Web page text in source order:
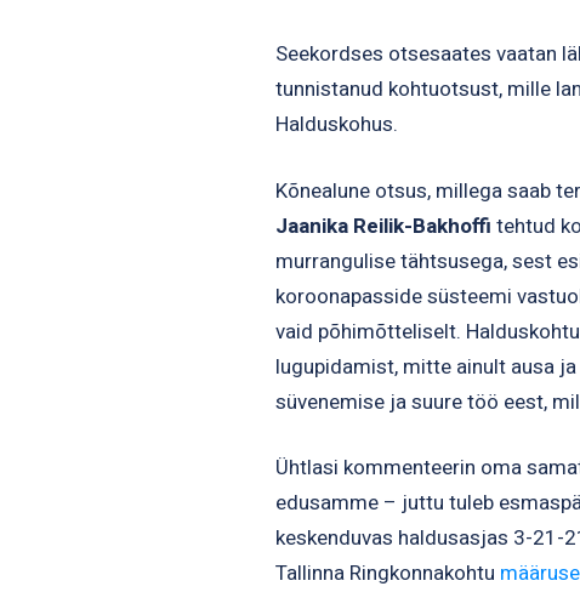
Seekordses otsesaates vaatan
tunnistanud kohtuotsust, mille
Halduskohus.
Kõnealune otsus, millega saab
Jaanika Reilik-Bakhoffitehtud
murrangulise tähtsusega, sest
koroonapasside süsteemi
vaid põhimõtteliselt.
lugupidamist, mitte ainult ausa
süvenemise ja suure töö eest,
Ühtlasi kommenteerin oma
edusamme – juttu tuleb
keskenduvas haldusasjas 3-21-
Tallinna Ringkonnakohtu